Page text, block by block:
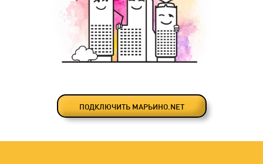
ПОДКЛЮЧИТЬ МАРЬИНО.NET